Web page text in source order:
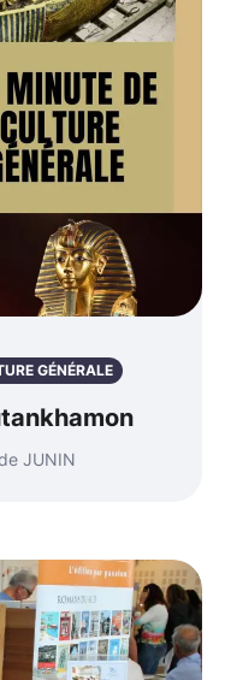
GÉNÉRALE
JUNIN